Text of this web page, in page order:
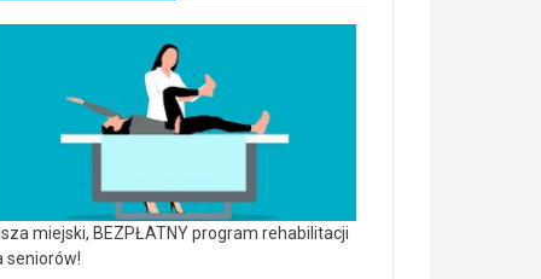
miejski, BEZPŁATNY program rehabilitacji
seniorów!